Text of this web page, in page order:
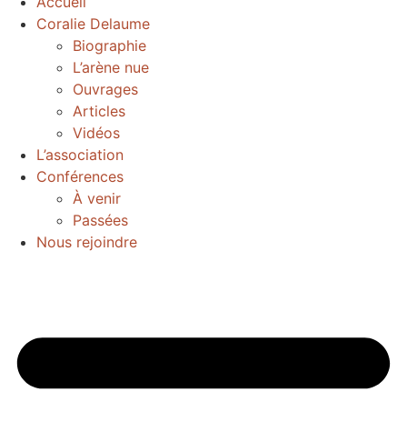
Coralie Delaume
Biographie
L’arène nue
Ouvrages
Articles
Vidéos
L’association
Conférences
À venir
Passées
Nous rejoindre